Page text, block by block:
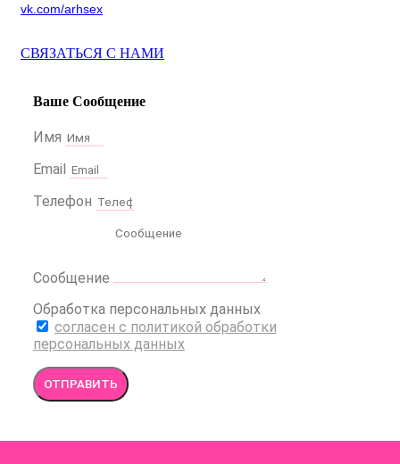
vk.com/arhsex
СВЯЗАТЬСЯ С НАМИ
Ваше Сообщение
Имя
Email
Телефон
Сообщение
Обработка персональных данных
согласен с политикой обработки
персональных данных
ОТПРАВИТЬ